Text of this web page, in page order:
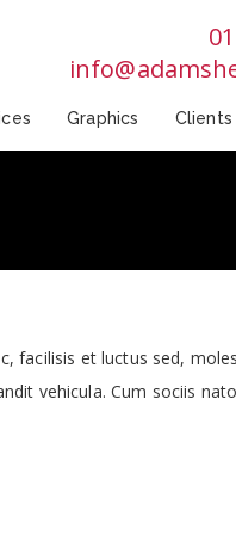
Graphics Clients
facilisis et luctus sed,
vehicula. Cum sociis